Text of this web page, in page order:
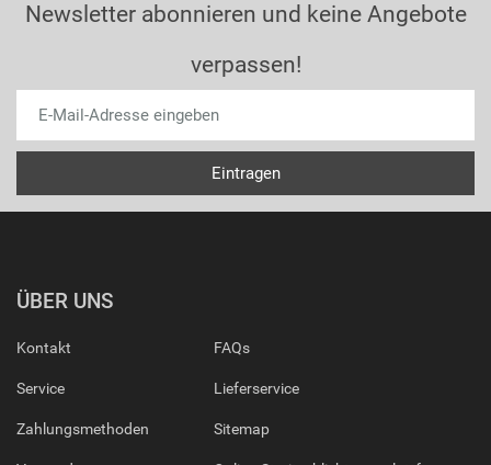
Newsletter abonnieren und keine Angebote
verpassen!
ÜBER UNS
Kontakt
Service
Zahlungsmethoden
FAQs
Lieferservice
Sitemap